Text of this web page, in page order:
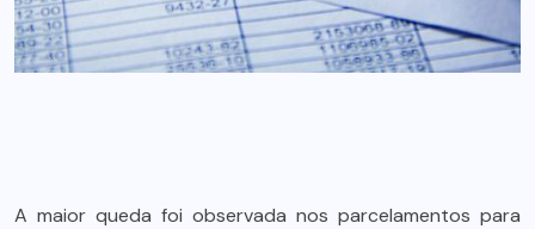
A maior queda foi observada nos parcelamentos para